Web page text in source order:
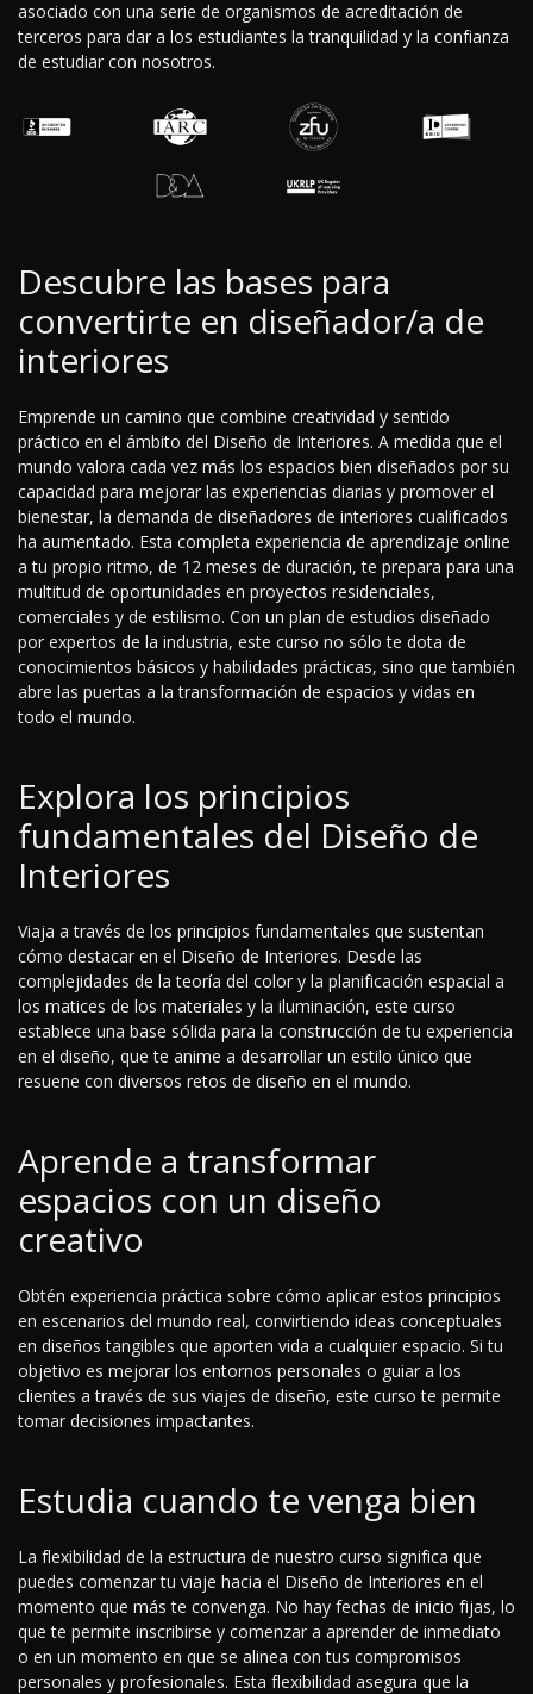
asociado con una serie de organismos de acreditación de
terceros para dar a los estudiantes la tranquilidad y la confianza
de estudiar con nosotros.
Descubre las bases para
convertirte en diseñador/a de
interiores
Emprende un camino que combine creatividad y sentido
práctico en el ámbito del Diseño de Interiores. A medida que el
mundo valora cada vez más los espacios bien diseñados por su
capacidad para mejorar las experiencias diarias y promover el
bienestar, la demanda de diseñadores de interiores cualificados
ha aumentado. Esta completa experiencia de aprendizaje online
a tu propio ritmo, de 12 meses de duración, te prepara para una
multitud de oportunidades en proyectos residenciales,
comerciales y de estilismo. Con un plan de estudios diseñado
por expertos de la industria, este curso no sólo te dota de
conocimientos básicos y habilidades prácticas, sino que también
abre las puertas a la transformación de espacios y vidas en
todo el mundo.
Explora los principios
fundamentales del Diseño de
Interiores
Viaja a través de los principios fundamentales que sustentan
cómo destacar en el Diseño de Interiores. Desde las
complejidades de la teoría del color y la planificación espacial a
los matices de los materiales y la iluminación, este curso
establece una base sólida para la construcción de tu experiencia
en el diseño, que te anime a desarrollar un estilo único que
resuene con diversos retos de diseño en el mundo.
Aprende a transformar
espacios con un diseño
creativo
Obtén experiencia práctica sobre cómo aplicar estos principios
en escenarios del mundo real, convirtiendo ideas conceptuales
en diseños tangibles que aporten vida a cualquier espacio. Si tu
objetivo es mejorar los entornos personales o guiar a los
clientes a través de sus viajes de diseño, este curso te permite
tomar decisiones impactantes.
Estudia cuando te venga bien
La flexibilidad de la estructura de nuestro curso significa que
puedes comenzar tu viaje hacia el Diseño de Interiores en el
momento que más te convenga. No hay fechas de inicio fijas, lo
que te permite inscribirse y comenzar a aprender de inmediato
o en un momento en que se alinea con tus compromisos
personales y profesionales. Esta flexibilidad asegura que la